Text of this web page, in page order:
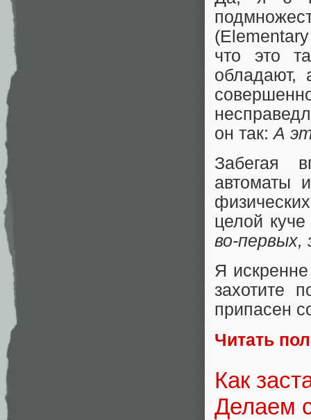
что это
обладают,
он так:А
Забегая
автоматы
целой
во-первых,
Я
захотите
припасен
Читать
Как
Делаем